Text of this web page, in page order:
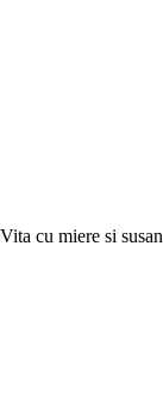
Vita cu miere si susan